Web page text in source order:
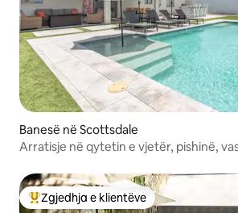
Banesë në Scottsdale
Arratisje në qytetin e vjetër, pishinë,
Më të mirat e zgjedhjeve të klientëve
Zgjedhja e klientëve